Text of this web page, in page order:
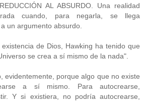
AL ABSURDO. Una realidad
cuando, para negarla, se llega
un argumento absurdo.
de Dios, Hawking ha tenido que
se crea a sí mismo de la nada".
evidentemente, porque algo que no existe
a sí mismo. Para autocrearse,
Y si existiera, no podría autocrearse,